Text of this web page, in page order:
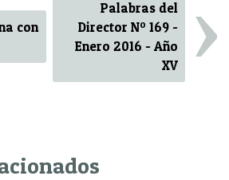
con
Palabras del
Director Nº 169 -
Enero 2016 - Año
XV
›